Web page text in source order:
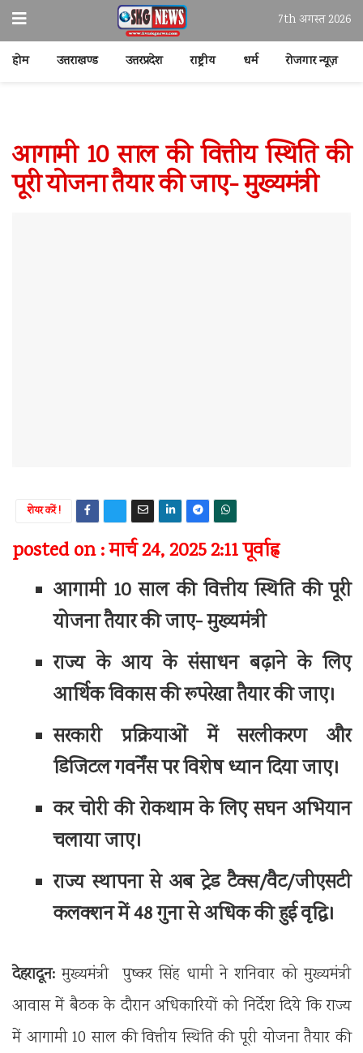
7th अगस्त 2026
होम उत्तराखण्ड उत्तरप्रदेश राष्ट्रीय धर्म रोजगार न्यूज़
आगामी 10 साल की वित्तीय स्थिति की
पूरी योजना तैयार की जाए- मुख्यमंत्री
शेयर करें !
posted on : मार्च 24, 2025 2:11 पूर्वाह्न
आगामी 10 साल की वित्तीय स्थिति की पूरी
योजना तैयार की जाए- मुख्यमंत्री
राज्य के आय के संसाधन बढ़ाने के लिए
आर्थिक विकास की रूपरेखा तैयार की जाए।
सरकारी प्रक्रियाओं में सरलीकरण और
डिजिटल गवर्नेंस पर विशेष ध्यान दिया जाए।
कर चोरी की रोकथाम के लिए सघन अभियान
चलाया जाए।
राज्य स्थापना से अब ट्रेड टैक्स/वैट/जीएसटी
कलक्शन में 48 गुना से अधिक की हुई वृद्धि।
देहरादून: मुख्यमंत्री पुष्कर सिंह धामी ने शनिवार को मुख्यमंत्री
आवास में बैठक के दौरान अधिकारियों को निर्देश दिये कि राज्य
में आगामी 10 साल की वित्तीय स्थिति की पूरी योजना तैयार की